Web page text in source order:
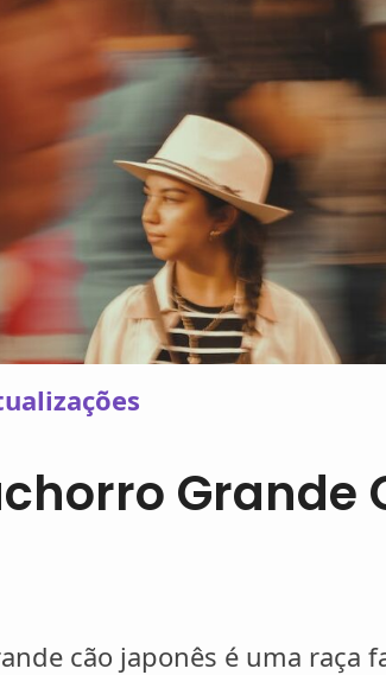
Grande
cão japonês é uma raça